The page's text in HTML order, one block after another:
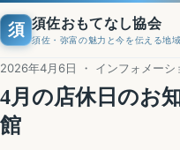
須 須佐おもてなし協会
須佐・弥富の魅力と今を伝える地
2026年4月6日 ・ インフォメーシ
4月の店休日のお
館